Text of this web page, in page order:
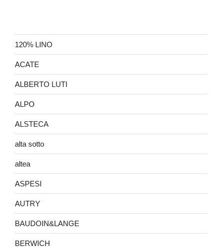
120% LINO
ACATE
ALBERTO LUTI
ALPO
ALSTECA
alta sotto
altea
ASPESI
AUTRY
BAUDOIN&LANGE
BERWICH